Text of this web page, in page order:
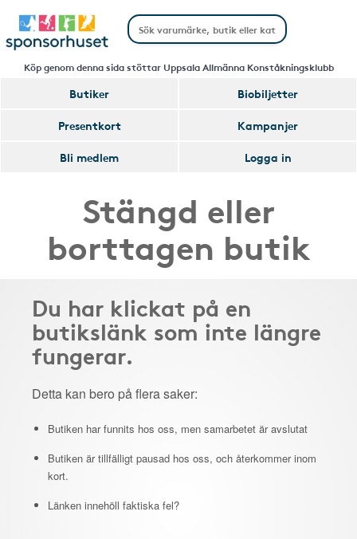
Köp genom denna sida stöttar Uppsala Allmänna Konståkningsklubb
Butiker
Biobiljetter
Presentkort
Kampanjer
Bli medlem
Logga in
Stängd eller
borttagen butik
Du har klickat på en
butikslänk som inte längre
fungerar.
Detta kan bero på flera saker:
Butiken har funnits hos oss, men samarbetet är avslutat
Butiken är tillfälligt pausad hos oss, och återkommer inom
kort.
Länken innehöll faktiska fel?